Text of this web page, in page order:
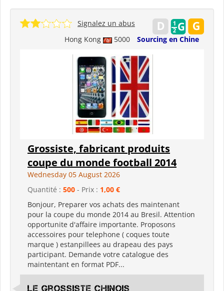
Hong Kong 5000 Sourcing en Chine
Signalez un abus
Grossiste, fabricant produits
coupe du monde football 2014
Wednesday 05 August 2026
Quantité : 500 - Prix : 1,00 €
Bonjour, Preparer vos achats des maintenant
pour la coupe du monde 2014 au Bresil. Attention
opportunite d'affaire importante. Proposons
accessoires pour telephone ( coques toute
marque ) estanpillees au drapeau des pays
participant. Demande votre catalogue des
maintentant en format PDF...
Le grossiste chinois